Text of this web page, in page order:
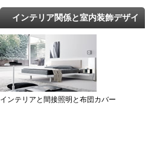
インテリア関係と室内装飾デザイ
ンの最新トレンドと知識
インテリアと間接照明と布団カバー